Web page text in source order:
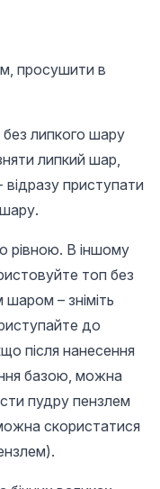
просушити в
липкого шару
липкий шар,
приступати
рівною. В іншому
топ без
– зніміть
до
після нанесення
базою, можна
пудру пензлем
скористатися